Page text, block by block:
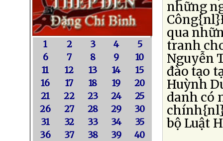
1 2 3 4
5
6
7 8 9
10
11
12 13 14
15
16
17 18 19
20
21
22 23 24
25
26
27 28 29
30
31
32 33 34
35
36
37 38 39
40
những
qua
tranh
Nguyễn
đào tạo
Huỳnh
danh có
bộ Luật